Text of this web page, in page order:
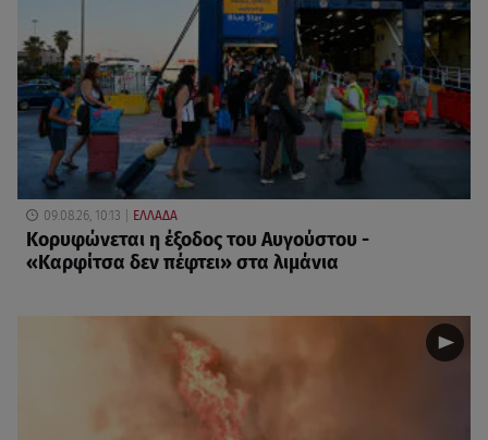
09.08.26, 10:13 ΕΛΛΑΔΑ
Κορυφώνεται η έξοδος του Αυγούστου -
«Καρφίτσα δεν πέφτει» στα λιμάνια